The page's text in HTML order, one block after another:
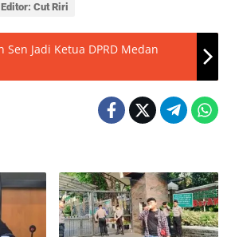
Editor: Cut Riri
Sen Jadi Ketua DPRD Medan